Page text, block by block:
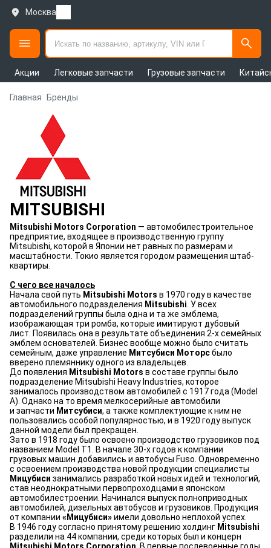
Москва
Акции Легковые запчасти Грузовые запчасти
Главная Бренды
MITSUBISHI
Mitsubishi Motors Corporation — автомобилестроительное
предприятие, входящее в производственную группу
Mitsubishi, которой в Японии нет равных по размерам и
масштабности. Токио является городом размещения штаб-
квартиры.
С чего все началось
Начала свой путь Mitsubishi Motors в 1970 году в качестве
автомобильного подразделения Mitsubishi . У всех
подразделений группы была одна и та же эмблема,
изображающая три ромба, которые имитируют дубовый
лист. Появилась она в результате объединения 2-х семейных
эмблем основателей. Бизнес вообще можно было считать
семейным, даже управление Митсубиси Моторсбыло
вверено племяннику одного из владельцев.
До появления Mitsubishi Motors в составе группы было
подразделение Mitsubishi Heavy Industries, которое
занималось производством автомобилей с 1917 года (Model
A). Однако на то время мелкосерийные автомобили
и запчасти Митсубиси, а также комплектующие к ним не
пользовались особой популярностью, и в 1920 году выпуск
данной модели был прекращен.
Зато в 1918 году было освоено производство грузовиков под
названием Model T1. В начале 30-х годов к компании
грузовых машин добавились и автобусы Fuso. Одновременно
с освоением производства новой продукции специалисты
Мицубиси занимались разработкой новых идей и технологий,
став неоднократными первопроходцами в японском
автомобилестроении. Начинался выпуск полноприводных
автомобилей, дизельных автобусов и грузовиков. Продукция
от компании «Мицубиси»имели довольно неплохой успех.
В 1946 году согласно принятому решению холдинг Mitsubishi
разделили на 44 компании, среди которых был и концерн